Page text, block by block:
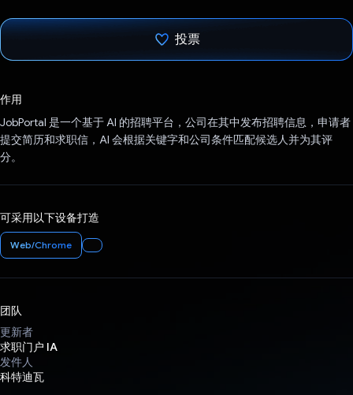
投票
作用
JobPortal 是一个基于 AI 的招聘平台，公司在其中发布招聘信息，申请者
提交简历和求职信，AI 会根据关键字和公司条件匹配候选人并为其评
分。
可采用以下设备打造
Web/Chrome
团队
更新者
求职门户 IA
发件人
科特迪瓦